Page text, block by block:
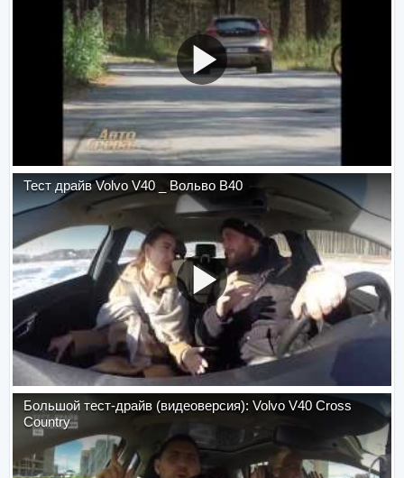
Тест драйв Volvo V40 _ Вольво В40
Большой тест-драйв (видеоверсия): Volvo V40 Cross
Country